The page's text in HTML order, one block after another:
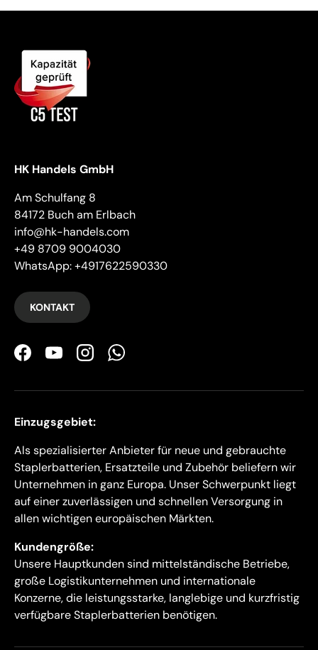
HK Handels GmbH
Am Schulfang 8
84172 Buch am Erlbach
info@hk-handels.com
+49 8709 9004030
WhatsApp: +4917622590330
KONTAKT
FacebookYouTubeInstagramWhatsApp
Einzugsgebiet:
Als spezialisierter Anbieter für neue und gebrauchte
Staplerbatterien, Ersatzteile und Zubehör beliefern wir
Unternehmen in ganz Europa. Unser Schwerpunkt liegt
auf einer zuverlässigen und schnellen Versorgung in
allen wichtigen europäischen Märkten.
Kundengröße:
Unsere Hauptkunden sind mittelständische Betriebe,
große Logistikunternehmen und internationale
Konzerne, die leistungsstarke, langlebige und kurzfristig
verfügbare Staplerbatterien benötigen.